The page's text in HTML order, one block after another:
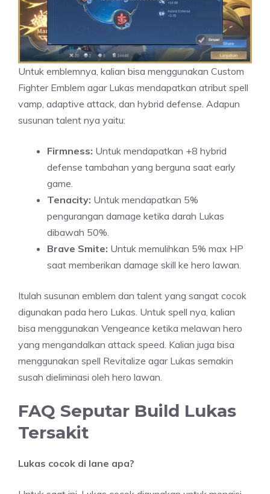
Untuk emblemnya, kalian bisa menggunakan Custom
Fighter Emblem agar Lukas mendapatkan atribut spell
vamp, adaptive attack, dan hybrid defense. Adapun
susunan talent nya yaitu:
Firmness: Untuk mendapatkan +8 hybrid
defense tambahan yang berguna saat early
game.
Tenacity: Untuk mendapatkan 5%
pengurangan damage ketika darah Lukas
dibawah 50%.
Brave Smite: Untuk memulihkan 5% max HP
saat memberikan damage skill ke hero lawan.
Itulah susunan emblem dan talent yang sangat cocok
digunakan pada hero Lukas. Untuk spell nya, kalian
bisa menggunakan Vengeance ketika melawan hero
yang mengandalkan attack speed. Kalian juga bisa
menggunakan spell Revitalize agar Lukas semakin
susah dieliminasi oleh hero lawan.
FAQ Seputar Build Lukas
Tersakit
Lukas cocok di lane apa?